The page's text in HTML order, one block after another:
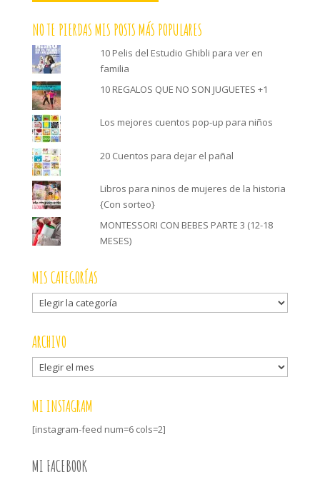
NO TE PIERDAS MIS POSTS MÁS POPULARES
10 Pelis del Estudio Ghibli para ver en
familia
10 REGALOS QUE NO SON JUGUETES +1
Los mejores cuentos pop-up para niños
20 Cuentos para dejar el pañal
Libros para ninos de mujeres de la historia
{Con sorteo}
MONTESSORI CON BEBES PARTE 3 (12-18
MESES)
MIS CATEGORÍAS
Mis
categorías
ARCHIVO
Archivo
MI INSTAGRAM
[instagram-feed num=6 cols=2]
MI FACEBOOK